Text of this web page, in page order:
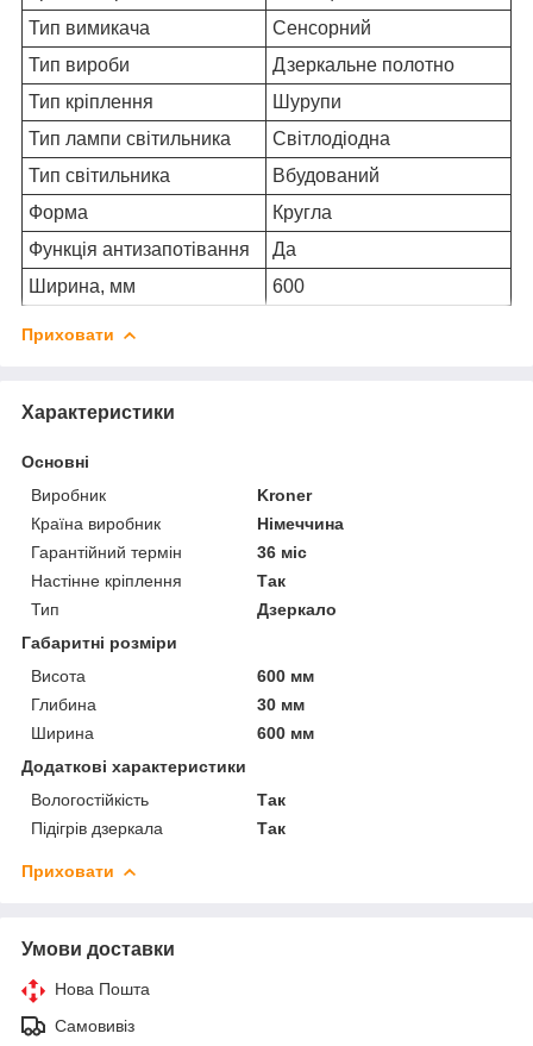
Тип вимикача
Сенсорний
Тип вироби
Дзеркальне полотно
Тип кріплення
Шурупи
Тип лампи світильника
Світлодіодна
Тип світильника
Вбудований
Форма
Кругла
Функція антизапотівання
Да
Ширина, мм
600
Приховати
Характеристики
Основні
Виробник
Kroner
Країна виробник
Німеччина
Гарантійний термін
36 міс
Настінне кріплення
Так
Тип
Дзеркало
Габаритні розміри
Висота
600 мм
Глибина
30 мм
Ширина
600 мм
Додаткові характеристики
Вологостійкість
Так
Підігрів дзеркала
Так
Приховати
Умови доставки
Нова Пошта
Самовивіз